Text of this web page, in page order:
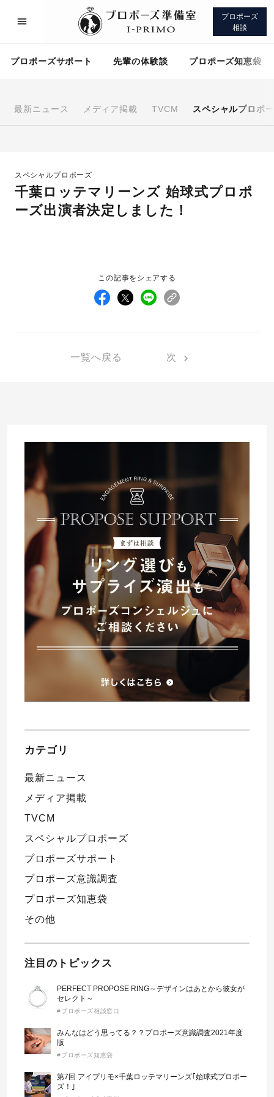
プロポーズ
相談
プロポーズサポート 先輩の体験談 プロポーズ知恵袋
最新ニュース メディア掲載 TVCM スペシャルプロポ
スペシャルプロポーズ
千葉ロッテマリーンズ 始球式プロポ
ーズ出演者決定しました！
この記事をシェアする
一覧へ戻る 次
カテゴリ
最新ニュース
メディア掲載
TVCM
スペシャルプロポーズ
プロポーズサポート
プロポーズ意識調査
プロポーズ知恵袋
その他
注目のトピックス
PERFECT PROPOSE RING～デザインはあとから彼女が
セレクト～
#プロポーズ相談窓口
みんなはどう思ってる？？プロポーズ意識調査2021年度
版
#プロポーズ知恵袋
第7回 アイプリモ×千葉ロッテマリーンズ｢始球式プロポー
ズ！｣
プロポーズサポート 先輩の体験談
プロポーズ知恵袋
スペシャルプロポーズイベント
パーフェクトプロポーズリング
プロポーズシチュエーション診断
婚約指輪マッチング診断
プロポーズプラン検索
プロポーズの方法
タイミング
プレゼント
場所
婚約指輪のご購入と
プロポーズのご相談
I-PRIMO公式サイト
I-PRIMO公式オンラインショップ
Follow us on